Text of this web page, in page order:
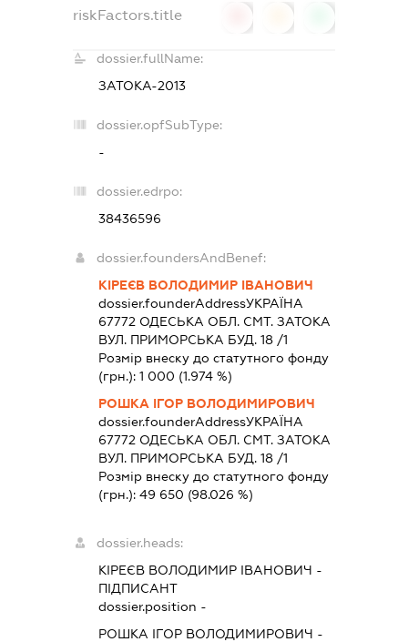
riskFactors.title
dossier.fullName:
ЗАТОКА-2013
dossier.opfSubType:
-
dossier.edrpo:
38436596
dossier.foundersAndBenef:
КІРЕЄВ ВОЛОДИМИР ІВАНОВИЧ
dossier.founderAddressУКРАЇНА
67772 ОДЕСЬКА ОБЛ. СМТ. ЗАТОКА
ВУЛ. ПРИМОРСЬКА БУД. 18 /1
Розмір внеску до статутного фонду
(грн.):1 000 (1.974 %)
РОШКА ІГОР ВОЛОДИМИРОВИЧ
dossier.founderAddressУКРАЇНА
67772 ОДЕСЬКА ОБЛ. СМТ. ЗАТОКА
ВУЛ. ПРИМОРСЬКА БУД. 18 /1
Розмір внеску до статутного фонду
(грн.):49 650 (98.026 %)
dossier.heads:
КІРЕЄВ ВОЛОДИМИР ІВАНОВИЧ -
ПІДПИСАНТ
dossier.position -
РОШКА ІГОР ВОЛОДИМИРОВИЧ -